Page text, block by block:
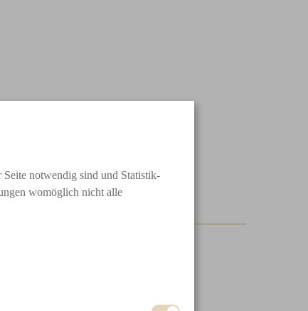
notwendig sind und Statistik-
womöglich nicht alle